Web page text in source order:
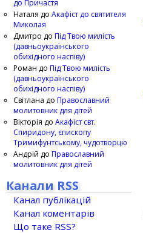
до Причастя
Наталя до Акафіст до святителя
Миколая
Дмитро до Під Твою милість
(давньоукраїнського
обихідного наспіву)
Роман до Під Твою милість
(давньоукраїнського
обихідного наспіву)
Світлана до Православний
молитовник для дітей
Вікторія до Акафіст свт.
Спиридону, єпископу
Тримифунтському, чудотворцю
Андрій до Православний
молитовник для дітей
Канали RSS
Канал публікацій
Канал коментарів
Що таке RSS?